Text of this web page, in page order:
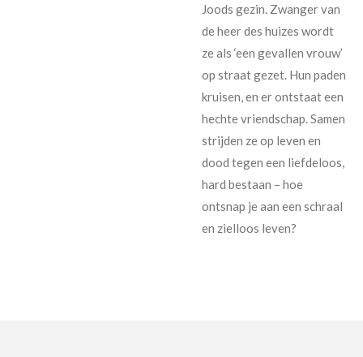
Joods gezin. Zwanger van
de heer des huizes wordt
ze als ‘een gevallen vrouw’
op straat gezet. Hun paden
kruisen, en er ontstaat een
hechte vriendschap. Samen
strijden ze op leven en
dood tegen een liefdeloos,
hard bestaan – hoe
ontsnap je aan een schraal
en zielloos leven?